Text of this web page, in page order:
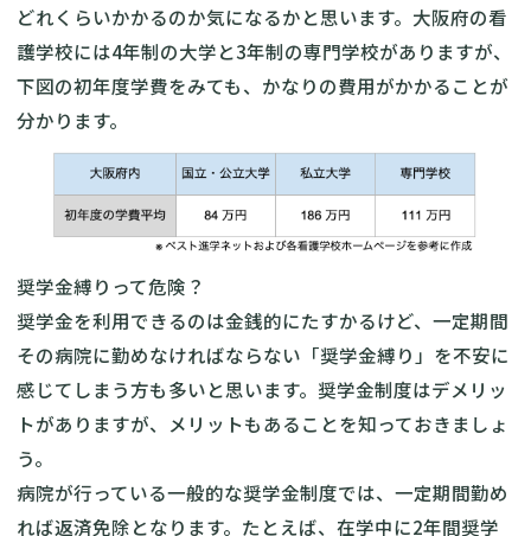
どれくらいかかるのか気になるかと思います。大阪府の看
護学校には4年制の大学と3年制の専門学校がありますが、
下図の初年度学費をみても、かなりの費用がかかることが
分かります。
奨学金縛りって危険？
奨学金を利用できるのは金銭的にたすかるけど、一定期間
その病院に勤めなければならない「奨学金縛り」を不安に
感じてしまう方も多いと思います。奨学金制度はデメリッ
トがありますが、メリットもあることを知っておきましょ
う。
病院が行っている一般的な奨学金制度では、一定期間勤め
れば返済免除となります。たとえば、在学中に2年間奨学